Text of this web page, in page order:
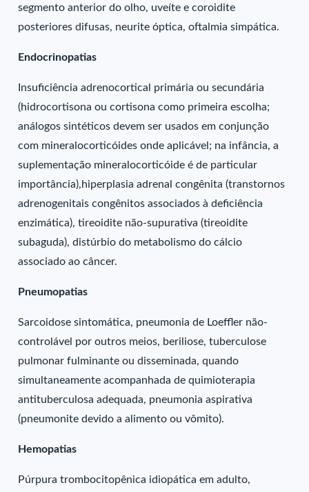
segmento anterior do olho, uveíte e coroidite
posteriores difusas, neurite óptica, oftalmia simpática.
Endocrinopatias
Insuficiência adrenocortical primária ou secundária
(hidrocortisona ou cortisona como primeira escolha;
análogos sintéticos devem ser usados em conjunção
com mineralocorticóides onde aplicável; na infância, a
suplementação mineralocorticóide é de particular
importância),hiperplasia adrenal congênita (transtornos
adrenogenitais congênitos associados à deficiência
enzimática), tireoidite não-supurativa (tireoidite
subaguda), distúrbio do metabolismo do cálcio
associado ao câncer.
Pneumopatias
Sarcoidose sintomática, pneumonia de Loeffler não-
controlável por outros meios, beriliose, tuberculose
pulmonar fulminante ou disseminada, quando
simultaneamente acompanhada de quimioterapia
antituberculosa adequada, pneumonia aspirativa
(pneumonite devido a alimento ou vômito).
Hemopatias
Púrpura trombocitopênica idiopática em adulto,